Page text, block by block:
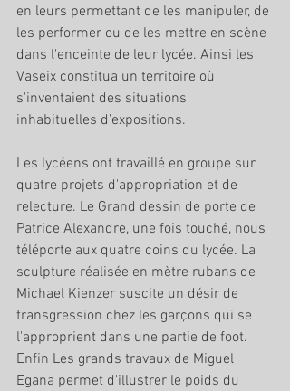
en leurs permettant de les manipuler, de
les performer ou de les mettre en scène
dans l'enceinte de leur lycée. Ainsi les
Vaseix constitua un territoire où
s'inventaient des situations
inhabituelles d’expositions.
Les lycéens ont travaillé en groupe sur
quatre projets d'appropriation et de
relecture. Le Grand dessin de porte de
Patrice Alexandre, une fois touché, nous
téléporte aux quatre coins du lycée. La
sculpture réalisée en mètre rubans de
Michael Kienzer suscite un désir de
transgression chez les garçons qui se
l'approprient dans une partie de foot.
Enfin Les grands travaux de Miguel
Egana permet d'illustrer le poids du